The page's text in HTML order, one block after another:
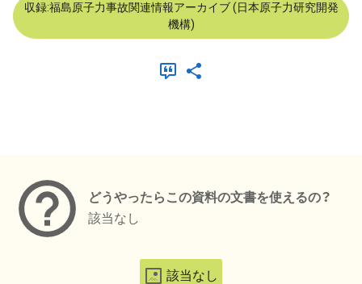
収録:福島原子力事故関連情報アーカイブ (日本原子力研究開発
機構)
どうやったらこの資料の文書を使えるの？
該当なし
該当なし